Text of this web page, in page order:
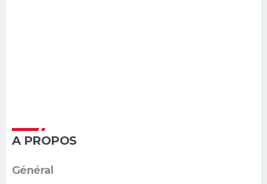
A PROPOS
Général